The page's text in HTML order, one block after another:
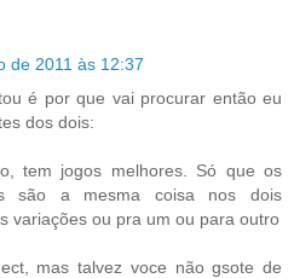
de 2011 às 12:37
é por que vai procurar então eu
dos dois:
tem jogos melhores. Só que os
são a mesma coisa nos dois
variações ou pra um ou para outro
mas talvez voce não gsote de